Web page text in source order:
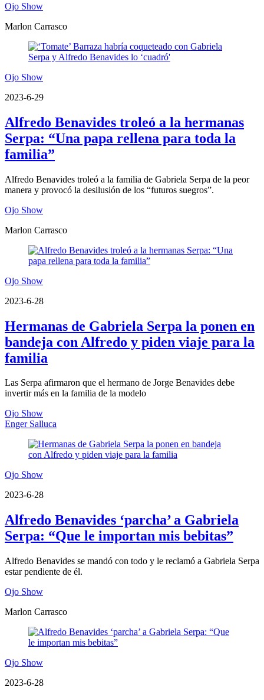
Ojo Show
Marlon Carrasco
Ojo Show
2023-6-29
Alfredo Benavides troleó a la hermanas
Serpa: “Una papa rellena para toda la
familia”
Alfredo Benavides troleó a la familia de Gabriela Serpa de la peor
manera y provocó la desilusión de los “futuros suegros”.
Ojo Show
Marlon Carrasco
Ojo Show
2023-6-28
Hermanas de Gabriela Serpa la ponen en
bandeja con Alfredo y piden viaje para la
familia
Las Serpa afirmaron que el hermano de Jorge Benavides debe
invertir más en la familia de la modelo
Ojo Show
Enger Salluca
Ojo Show
2023-6-28
Alfredo Benavides ‘parcha’ a Gabriela
Serpa: “Que le importan mis bebitas”
Alfredo Benavides se mandó con todo y le reclamó a Gabriela Serpa
estar pendiente de él.
Ojo Show
Marlon Carrasco
Ojo Show
2023-6-28